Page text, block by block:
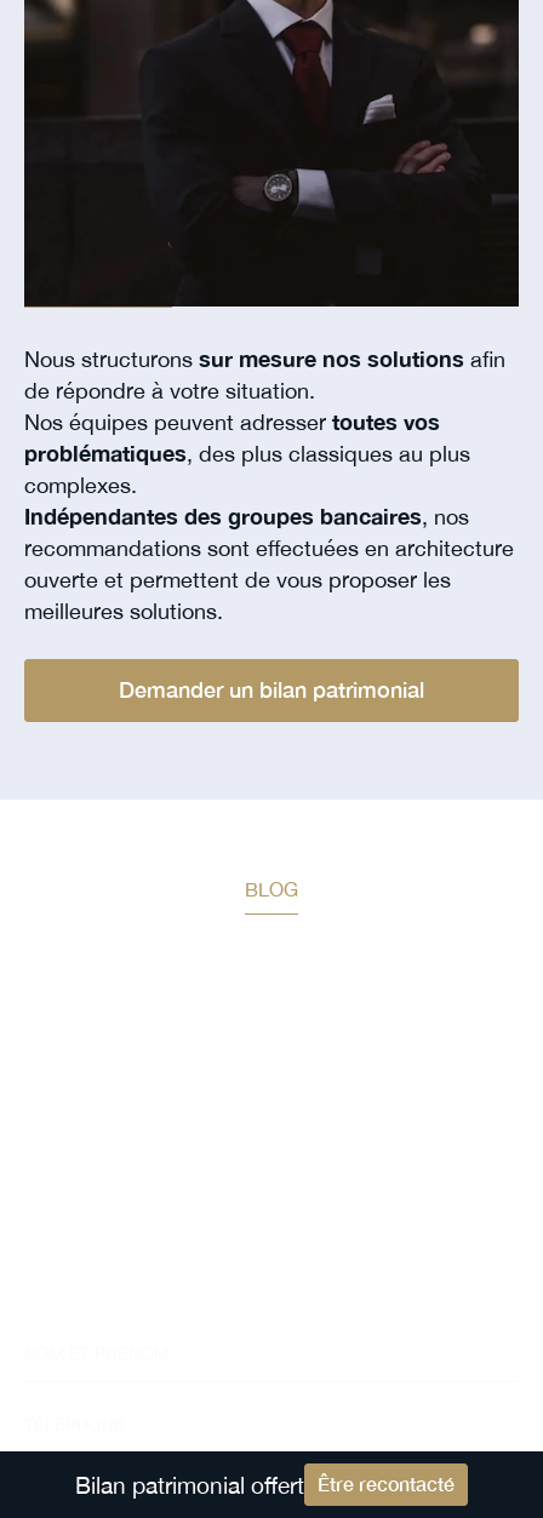
Nous structurons sur mesure nos solutions afin
de répondre à votre situation.
Nos équipes peuvent adresser toutes vos
problématiques, des plus classiques au plus
complexes.
Indépendantes des groupes bancaires, nos
recommandations sont effectuées en architecture
ouverte et permettent de vous proposer les
meilleures solutions.
Demander un bilan patrimonial
BLOG
Bilan patrimonial offert Être recontacté